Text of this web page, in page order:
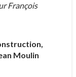
François
Moulin